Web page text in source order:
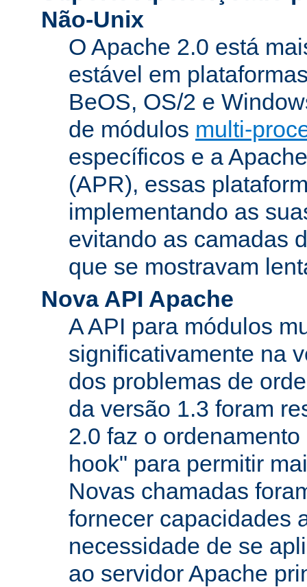
Não-Unix
O Apache 2.0 está
estável em
BeOS, OS/2 e
de módulos multi-
específicos e a
(APR), essas
implementando as
evitando as camadas
que se mostravam
Nova API Apache
A API para módulos
significativamente na
dos problemas de
da versão 1.3 foram
2.0 faz o
hook" para permitir
Novas chamadas
fornecer capacidades
necessidade de se
ao servidor Apache